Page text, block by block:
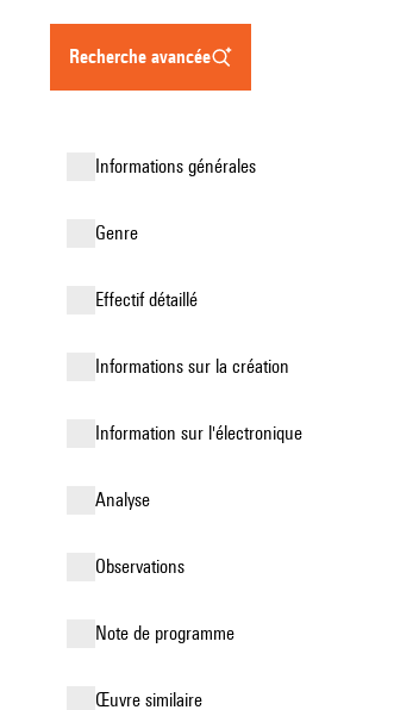
recherche avancée
informations générales
genre
effectif détaillé
informations sur la création
Information sur l'électronique
analyse
observations
Note de programme
œuvre similaire